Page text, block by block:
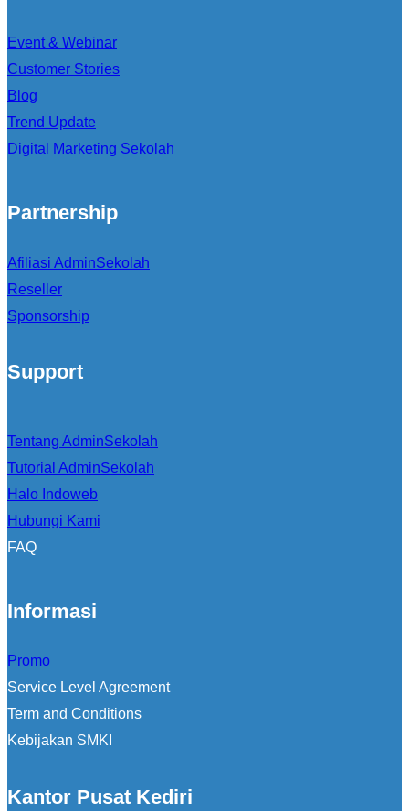
Event & Webinar
Customer Stories
Blog
Trend Update
Digital Marketing Sekolah
Partnership
Afiliasi AdminSekolah
Reseller
Sponsorship
Support
Tentang AdminSekolah
Tutorial AdminSekolah
Halo Indoweb
Hubungi Kami
FAQ
Informasi
Promo
Service Level Agreement
Term and Conditions
Kebijakan SMKI
Kantor Pusat Kediri